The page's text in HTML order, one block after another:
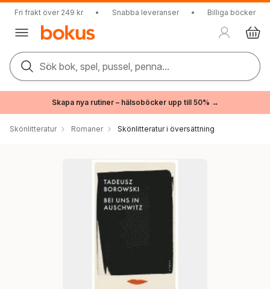
Fri frakt över 249 kr • Snabba leveranser • Billiga böcker
Sök bok, spel, pussel, penna...
Skapa nya rutiner – hälsoböcker upp till 50% →
Skönlitteratur Romaner Skönlitteratur i översättning